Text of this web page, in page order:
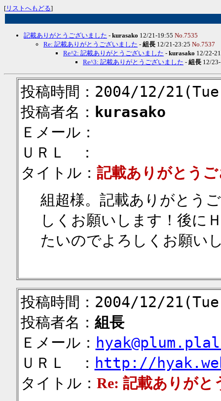
[ リストへもどる]
記載ありがとうございました - kurasako 12/21-19:55 No.7535
Re: 記載ありがとうございました - 組長 12/21-23:25 No.7537
Re^2: 記載ありがとうございました - kurasako 12/22-
Re^3: 記載ありがとうございました - 組長 12/
投稿時間：2004/12/
投稿者名： kurasako
Ｅメール：
ＵＲＬ ：
タイトル： 記載ありがとう
組超様。記載ありがとう
しくお願いします！後に
たいのでよろしくお願い
投稿時間：2004/12/
投稿者名： 組長
Ｅメール：
ＵＲＬ ： http://
タイトル： Re: 記載ありがと